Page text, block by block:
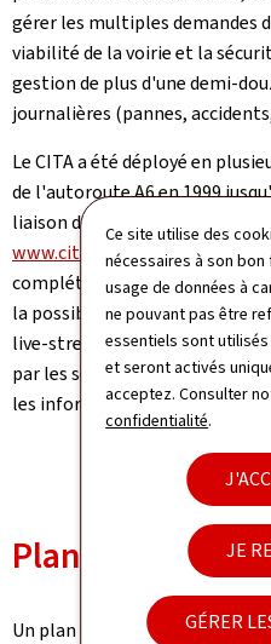
Ce site utilise des
nécessaires à son
usage de données à
ne pouvant pas être
essentiels sont
et seront activés
acceptez. Consulter
confidentialité.
JE
GÉRER
gérer les multiples demandes
viabilité de la voirie et la
gestion de plus d'une demi-
journalières (pannes,
Le CITA a été déployé en
de l'autoroute A6 en 1999
liaison de Micheville. En
www.cita.lua été développé,
complétement renouvelé en
la possibilité de consulter
live-stream), les temps de
par les services de
les informations trafic.
Plan de gestion
Un plan de gestion de trafic